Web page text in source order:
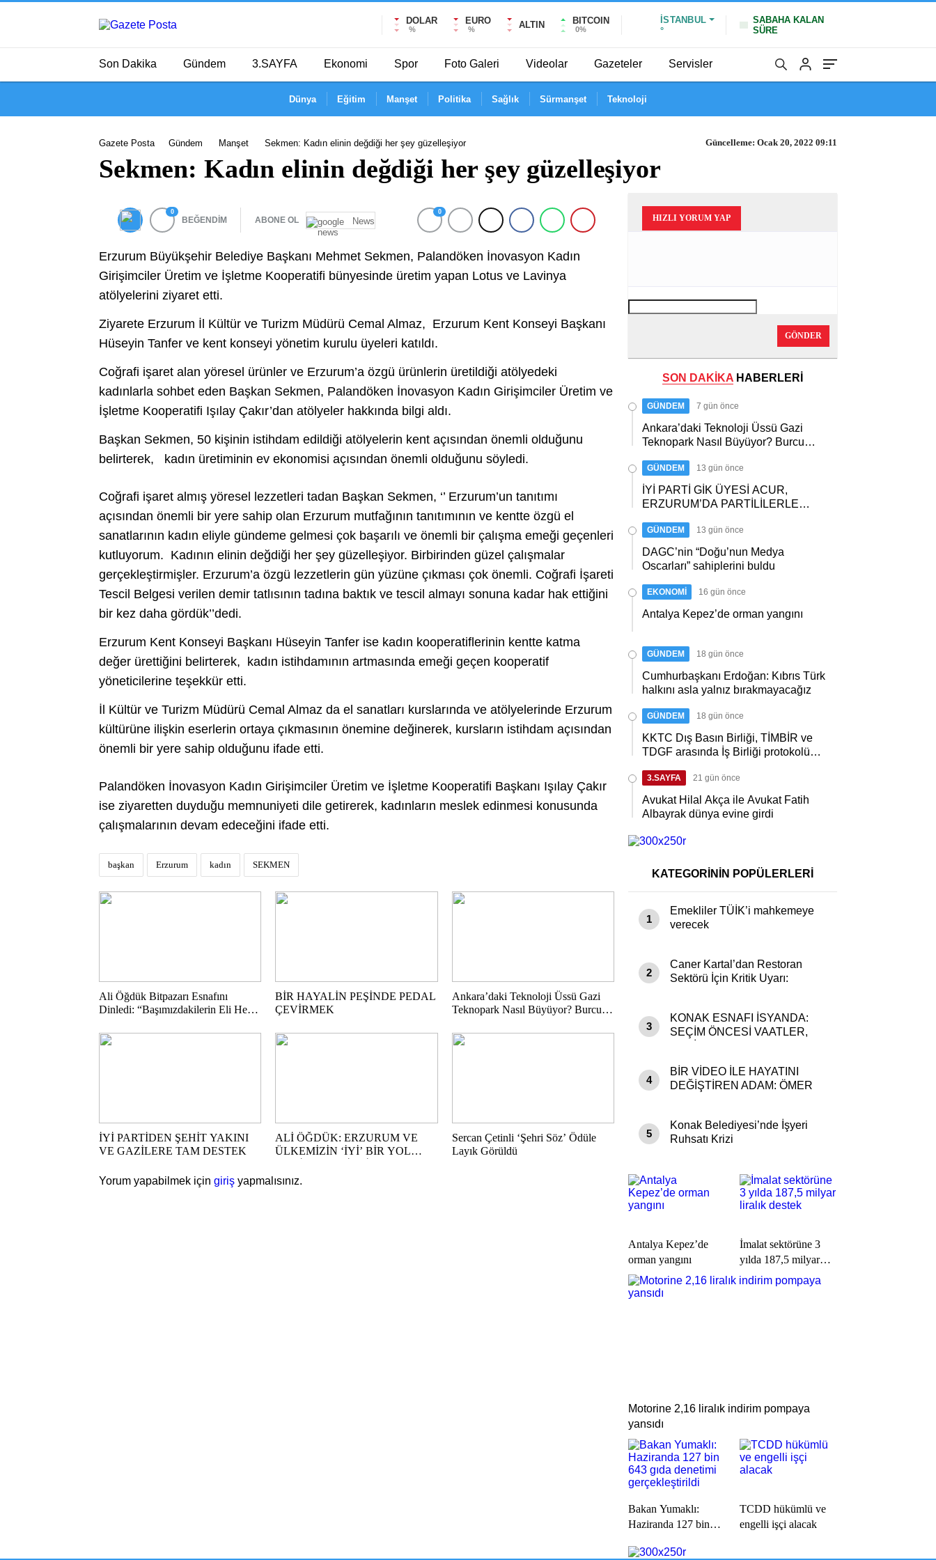
DOLAR
%
EURO
% ALTIN BITCOIN
0%
İSTANBUL
°
SABAHA KALAN
SÜRE
Son Dakika Gündem 3.SAYFA Ekonomi Spor Foto Galeri Videolar Gazeteler Servisler
Dünya Eğitim Manşet Politika Sağlık Sürmanşet Teknoloji
Gazete Posta Gündem Manşet Sekmen: Kadın elinin değdiği her şey güzelleşiyor Güncelleme: Ocak 20, 2022 09:11
Sekmen: Kadın elinin değdiği her şey güzelleşiyor
0
BEĞENDİM ABONE OL News
0
Erzurum Büyükşehir Belediye Başkanı Mehmet Sekmen, Palandöken İnovasyon Kadın
Girişimciler Üretim ve İşletme Kooperatifi bünyesinde üretim yapan Lotus ve Lavinya
atölyelerini ziyaret etti.
Ziyarete Erzurum İl Kültür ve Turizm Müdürü Cemal Almaz, Erzurum Kent Konseyi Başkanı
Hüseyin Tanfer ve kent konseyi yönetim kurulu üyeleri katıldı.
Coğrafi işaret alan yöresel ürünler ve Erzurum’a özgü ürünlerin üretildiği atölyedeki
kadınlarla sohbet eden Başkan Sekmen, Palandöken İnovasyon Kadın Girişimciler Üretim ve
İşletme Kooperatifi Işılay Çakır’dan atölyeler hakkında bilgi aldı.
Başkan Sekmen, 50 kişinin istihdam edildiği atölyelerin kent açısından önemli olduğunu
belirterek, kadın üretiminin ev ekonomisi açısından önemli olduğunu söyledi.
Coğrafi işaret almış yöresel lezzetleri tadan Başkan Sekmen, ‘’ Erzurum’un tanıtımı
açısından önemli bir yere sahip olan Erzurum mutfağının tanıtımının ve kentte özgü el
sanatlarının kadın eliyle gündeme gelmesi çok başarılı ve önemli bir çalışma emeği geçenleri
kutluyorum. Kadının elinin değdiği her şey güzelleşiyor. Birbirinden güzel çalışmalar
gerçekleştirmişler. Erzurum’a özgü lezzetlerin gün yüzüne çıkması çok önemli. Coğrafi İşareti
Tescil Belgesi verilen demir tatlısının tadına baktık ve tescil almayı sonuna kadar hak ettiğini
bir kez daha gördük’’dedi.
Erzurum Kent Konseyi Başkanı Hüseyin Tanfer ise kadın kooperatiflerinin kentte katma
değer ürettiğini belirterek, kadın istihdamının artmasında emeği geçen kooperatif
yöneticilerine teşekkür etti.
İl Kültür ve Turizm Müdürü Cemal Almaz da el sanatları kurslarında ve atölyelerinde Erzurum
kültürüne ilişkin eserlerin ortaya çıkmasının önemine değinerek, kursların istihdam açısından
önemli bir yere sahip olduğunu ifade etti.
Palandöken İnovasyon Kadın Girişimciler Üretim ve İşletme Kooperatifi Başkanı Işılay Çakır
ise ziyaretten duyduğu memnuniyeti dile getirerek, kadınların meslek edinmesi konusunda
çalışmalarının devam edeceğini ifade etti.
başkan Erzurum kadın SEKMEN
Ali Öğdük Bitpazarı Esnafını
Dinledi: “Başımızdakilerin Eli Her
BİR HAYALİN PEŞİNDE PEDAL
ÇEVİRMEK
Ankara’daki Teknoloji Üssü Gazi
Teknopark Nasıl Büyüyor? Burcu
İYİ PARTİDEN ŞEHİT YAKINI
VE GAZİLERE TAM DESTEK
ALİ ÖĞDÜK: ERZURUM VE
ÜLKEMİZİN ‘İYİ’ BİR YOL
Sercan Çetinli ‘Şehri Söz’ Ödüle
Layık Görüldü
Yorum yapabilmek için giriş yapmalısınız.
HIZLI YORUM YAP
GÖNDER
SON DAKİKA HABERLERİ
GÜNDEM 7 gün önce
Ankara’daki Teknoloji Üssü Gazi
Teknopark Nasıl Büyüyor? Burcu
GÜNDEM 13 gün önce
İYİ PARTİ GİK ÜYESİ ACUR,
ERZURUM’DA PARTİLİLERLE
GÜNDEM 13 gün önce
DAGC’nin “Doğu’nun Medya
Oscarları” sahiplerini buldu
EKONOMİ 16 gün önce
Antalya Kepez’de orman yangını
GÜNDEM 18 gün önce
Cumhurbaşkanı Erdoğan: Kıbrıs Türk
halkını asla yalnız bırakmayacağız
GÜNDEM 18 gün önce
KKTC Dış Basın Birliği, TİMBİR ve
TDGF arasında İş Birliği protokolü
3.SAYFA 21 gün önce
Avukat Hilal Akça ile Avukat Fatih
Albayrak dünya evine girdi
KATEGORİNİN POPÜLERLERİ
1
Emekliler TÜİK’i mahkemeye
verecek
2
Caner Kartal’dan Restoran
Sektörü İçin Kritik Uyarı:
3
KONAK ESNAFI İSYANDA:
SEÇİM ÖNCESİ VAATLER,
4
BİR VİDEO İLE HAYATINI
DEĞİŞTİREN ADAM: ÖMER
5
Konak Belediyesi’nde İşyeri
Ruhsatı Krizi
Antalya Kepez’de
orman yangını
İmalat sektörüne 3
yılda 187,5 milyar
liralık destek
Motorine 2,16 liralık indirim pompaya
yansıdı
Bakan Yumaklı:
Haziranda 127 bin
gerçekleştirildi
TCDD hükümlü ve
engelli işçi alacak